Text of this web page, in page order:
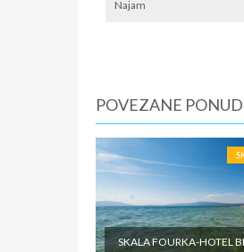
Najam
POVEZANE
SKALA FOURKA-HOTEL